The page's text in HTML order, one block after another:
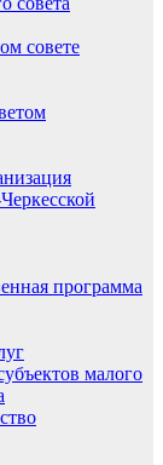
совете
программа
малого